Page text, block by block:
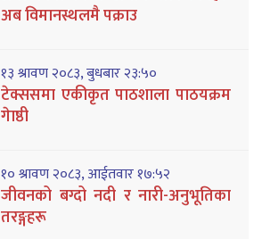
अब विमानस्थलमै पक्राउ
१३ श्रावण २०८३, बुधबार २३:५०
टेक्ससमा एकीकृत पाठशाला पाठयक्रम
गेाष्ठी
१० श्रावण २०८३, आईतवार १७:५२
जीवनको बग्दो नदी र नारी-अनुभूतिका
तरङ्गहरू